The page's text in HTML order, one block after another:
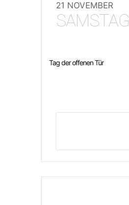
21 NOVEMBER
SAMSTAG
Tag der offenen Tür